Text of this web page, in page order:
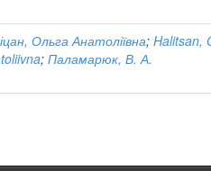
Ольга Анатоліївна;Halitsan,
;Паламарюк, В. А.